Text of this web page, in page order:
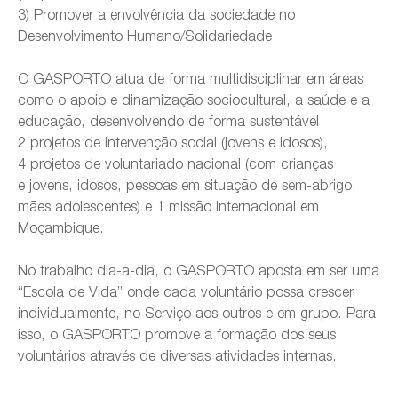
3) Promover a envolvência da sociedade no
Desenvolvimento Humano/Solidariedade
O GASPORTO atua de forma multidisciplinar em áreas
como o apoio e dinamização sociocultural, a saúde e a
educação, desenvolvendo de forma sustentável
2 projetos de intervenção social (jovens e idosos),
4 projetos de voluntariado nacional (com crianças
e jovens, idosos, pessoas em situação de sem-abrigo,
mães adolescentes) e 1 missão internacional em
Moçambique.
No trabalho dia-a-dia, o GASPORTO aposta em ser uma
“Escola de Vida” onde cada voluntário possa crescer
individualmente, no Serviço aos outros e em grupo. Para
isso, o GASPORTO promove a formação dos seus
voluntários através de diversas atividades internas.